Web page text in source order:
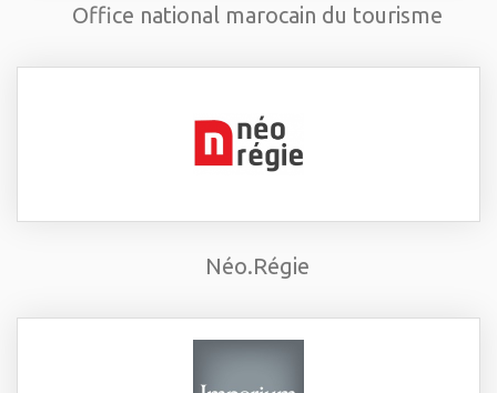
Office national marocain du tourisme
Néo.Régie